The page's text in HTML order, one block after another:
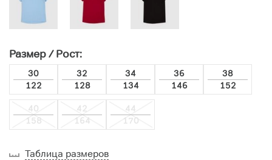
Размер / Рост:
30
122
32
128
34
134
36
146
38
152
40
158
42
164
44
170
Таблица размеров